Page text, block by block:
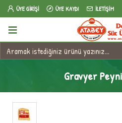
ÜYE GIRIŞI ÜYE KAYDI İLETIŞIM
Gravyer